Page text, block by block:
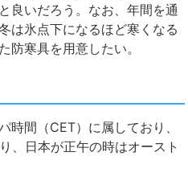
良いだろう。なお、年間を通
は氷点下になるほど寒くなる
防寒具を用意したい。
時間（CET）に属しており、
、日本が正午の時はオースト